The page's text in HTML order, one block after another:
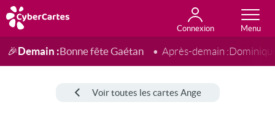
Connexion
Anniversaire
Fête du jour
Amour
Amitié
Merci
Toutes les cartes
🎉Demain :Bonne fête Gaétan Après-demain :
Voir toutes les cartes Ange